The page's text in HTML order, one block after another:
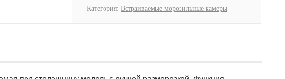
Категория: Встраиваемые морозильные камеры